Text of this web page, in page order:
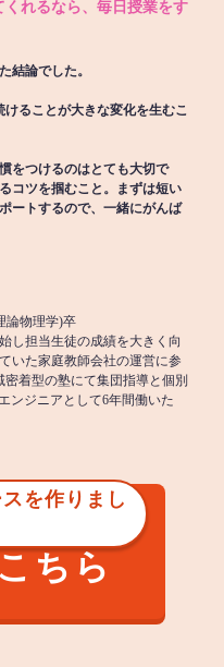
くれるなら、毎日授業をす
結論でした。
ることが大きな変化を生むこ
をつけるのはとても大切で
コツを掴むこと。まずは短い
ートするので、一緒にがんば
論物理学)卒
し担当生徒の成績を大きく向
いた家庭教師会社の運営に参
着型の塾にて集団指導と個別
ンジニアとして6年間働いた
を作りまし
ちら